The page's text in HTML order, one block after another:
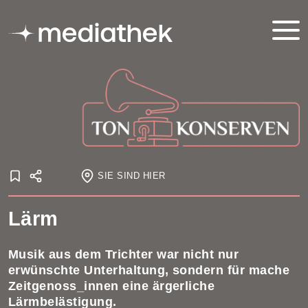
SIE SIND HIER
Startseite
Lärm
Lärm
Musik aus dem Trichter war nicht nur
erwünschte Unterhaltung, sondern für mache
Zeitgenoss_innen eine ärgerliche
Lärmbelästigung.